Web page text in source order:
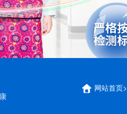
网站首页>